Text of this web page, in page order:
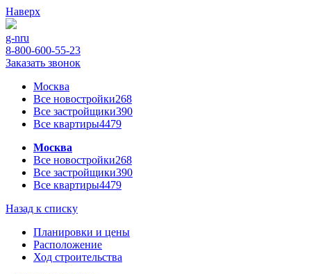
Наверх
g-nru
8-800-600-55-23
Заказать звонок
Москва
Все новостройки268
Все застройщики390
Все квартиры4479
Москва
Все новостройки268
Все застройщики390
Все квартиры4479
Назад к списку
Планировки и цены
Расположение
Ход строительства